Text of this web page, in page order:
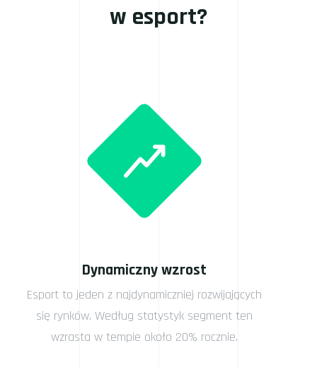
w esport?
Dynamiczny wzrost
Esport to jeden z najdynamiczniej rozwijających
się rynków. Według statystyk segment ten
wzrasta w tempie około 20% rocznie.